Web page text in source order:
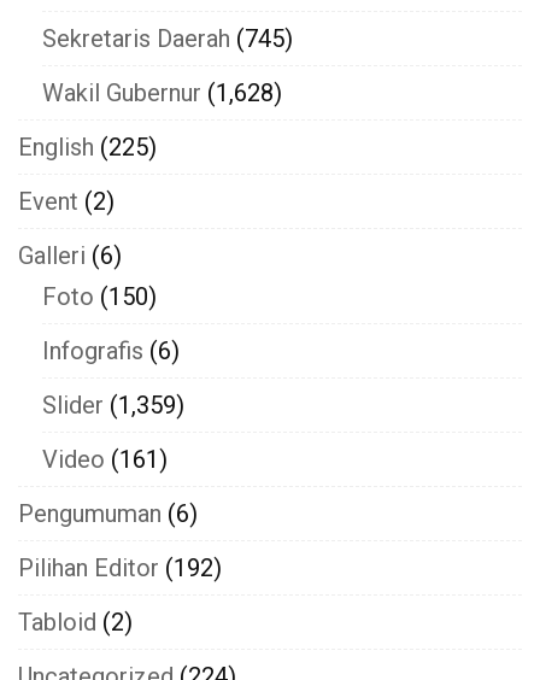
Sekretaris Daerah (745)
Wakil Gubernur (1,628)
English (225)
Event (2)
Galleri (6)
Foto (150)
Infografis (6)
Slider (1,359)
Video (161)
Pengumuman (6)
Pilihan Editor (192)
Tabloid (2)